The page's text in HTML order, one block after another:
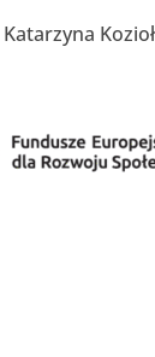
Kozioł